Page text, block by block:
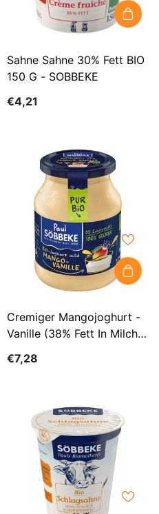
Sahne Sahne 30% Fett BIO
150 G - SOBBEKE
€4,21
Cremiger Mangojoghurt -
Vanille (38% Fett In Milch)
SOBBEKE
€7,28